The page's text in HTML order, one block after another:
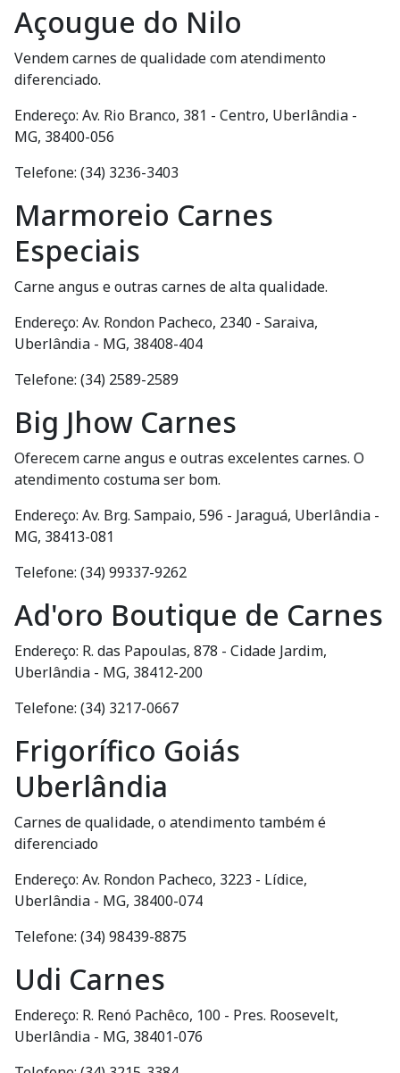
Açougue do Nilo
Vendem carnes de qualidade com atendimento
diferenciado.
Endereço: Av. Rio Branco, 381 - Centro, Uberlândia -
MG, 38400-056
Telefone: (34) 3236-3403
Marmoreio Carnes
Especiais
Carne angus e outras carnes de alta qualidade.
Endereço: Av. Rondon Pacheco, 2340 - Saraiva,
Uberlândia - MG, 38408-404
Telefone: (34) 2589-2589
Big Jhow Carnes
Oferecem carne angus e outras excelentes carnes. O
atendimento costuma ser bom.
Endereço: Av. Brg. Sampaio, 596 - Jaraguá, Uberlândia -
MG, 38413-081
Telefone: (34) 99337-9262
Ad'oro Boutique de Carnes
Endereço: R. das Papoulas, 878 - Cidade Jardim,
Uberlândia - MG, 38412-200
Telefone: (34) 3217-0667
Frigorífico Goiás
Uberlândia
Carnes de qualidade, o atendimento também é
diferenciado
Endereço: Av. Rondon Pacheco, 3223 - Lídice,
Uberlândia - MG, 38400-074
Telefone: (34) 98439-8875
Udi Carnes
Endereço: R. Renó Pachêco, 100 - Pres. Roosevelt,
Uberlândia - MG, 38401-076